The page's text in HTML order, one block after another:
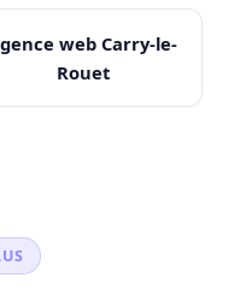
web Carry-le-
Rouet